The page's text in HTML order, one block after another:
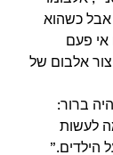
אבל כשהוא
אי פעם
אלבום של
ברור:
לעשות
הילדים.”